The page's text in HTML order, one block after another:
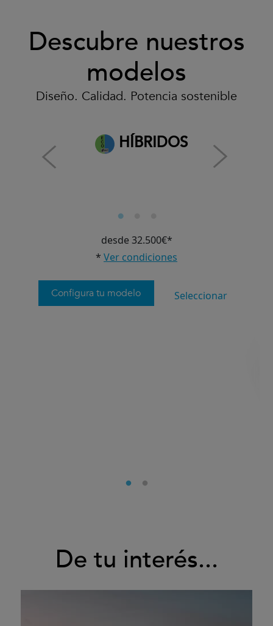
Descubre nuestros
modelos
Diseño. Calidad. Potencia sostenible
HÍBRIDOS
desde 32.500€*
* Ver condiciones
Configura tu modelo Seleccionar
De tu interés...